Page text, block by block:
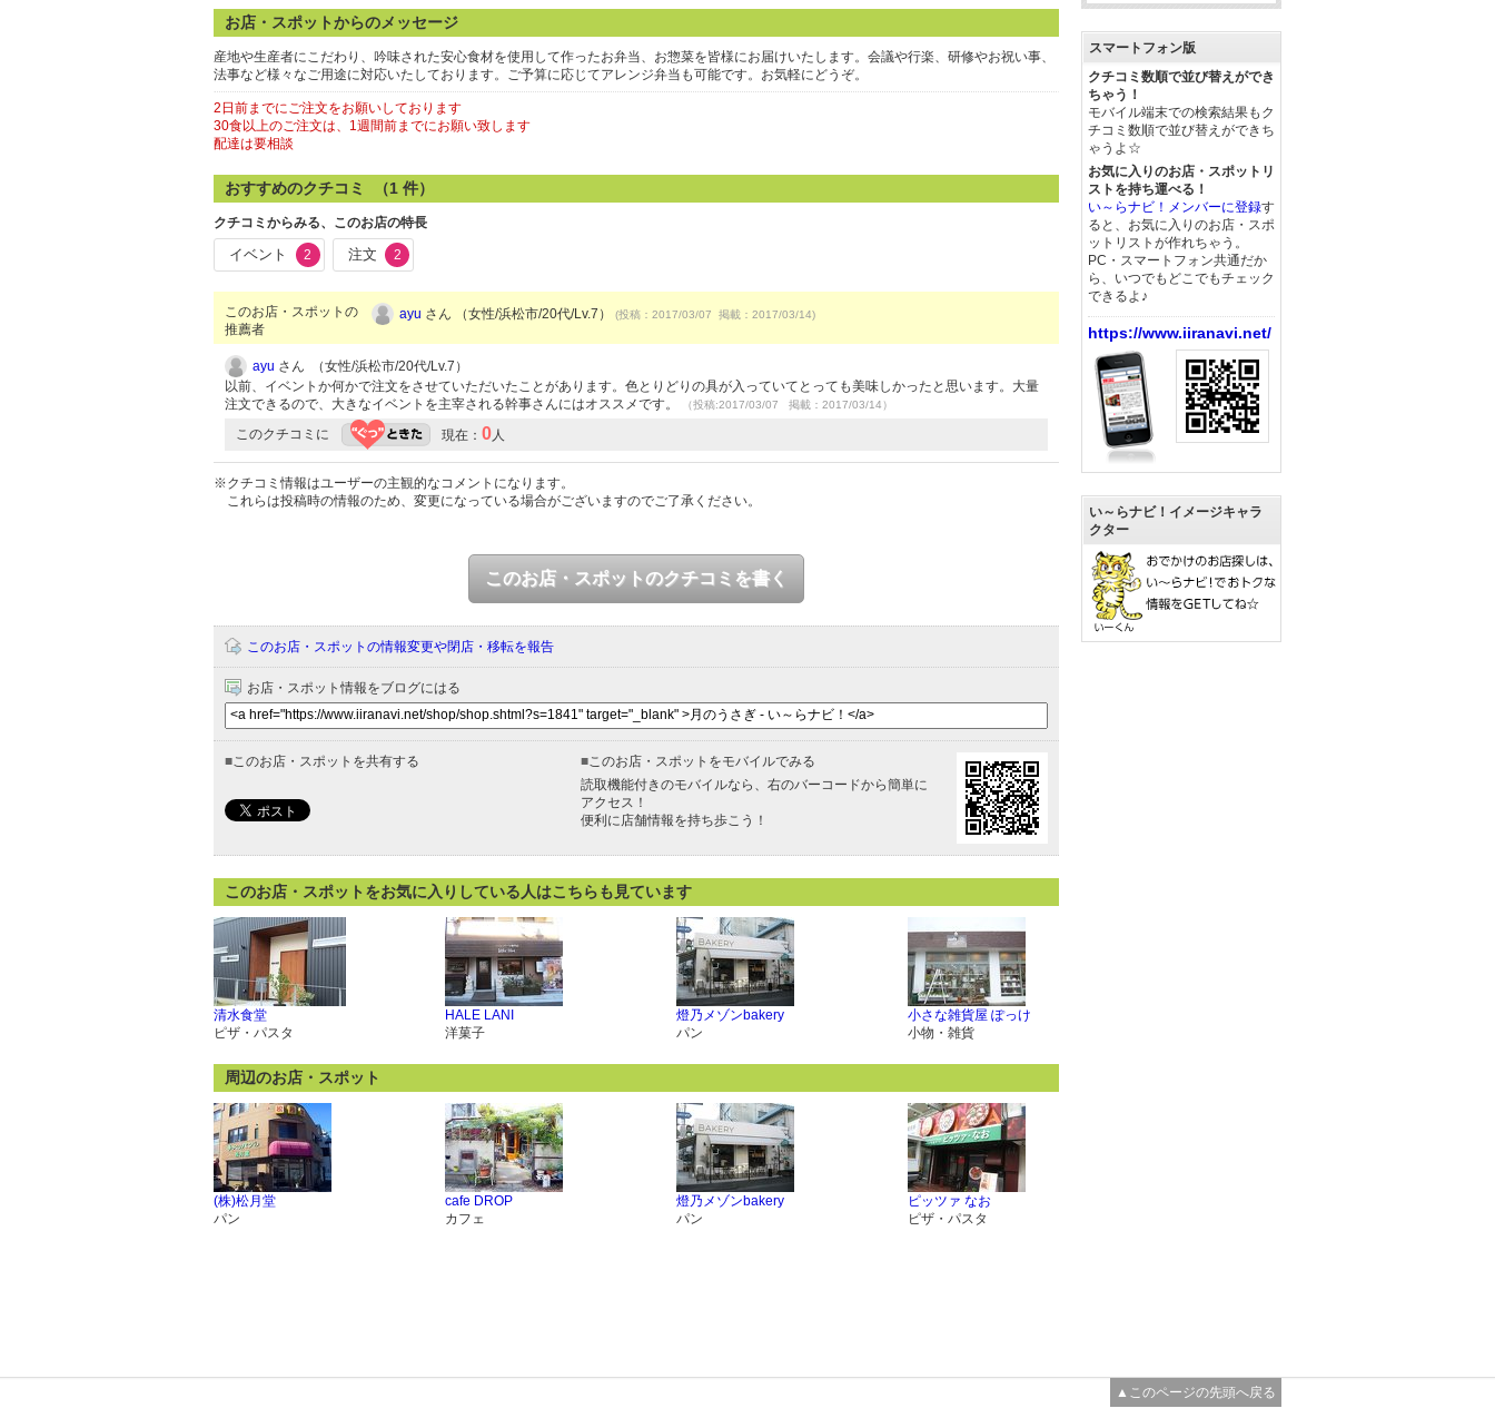
お店・スポットからのメッセージ
産地や生産者にこだわり、吟味された安心食材を使用して作ったお弁当、お惣菜を皆様にお届けいたします。会議や行楽、研修やお祝い事、
法事など様々なご用途に対応いたしております。ご予算に応じてアレンジ弁当も可能です。お気軽にどうぞ。
2日前までにご注文をお願いしております
30食以上のご注文は、1週間前までにお願い致します
配達は要相談
おすすめのクチコミ （1 件）
クチコミからみる、このお店の特長
イベント 2 注文 2
このお店・スポットの
推薦者
ayu さん （女性/浜松市/20代/Lv.7） (投稿：2017/03/07 掲載：2017/03/14)
ayu さん （女性/浜松市/20代/Lv.7）
以前、イベントか何かで注文をさせていただいたことがあります。色とりどりの具が入っていてとっても美味しかったと思います。大量
注文できるので、大きなイベントを主宰される幹事さんにはオススメです。
（投稿:2017/03/07 掲載：2017/03/14）
このクチコミに 現在： 0 人
※クチコミ情報はユーザーの主観的なコメントになります。
これらは投稿時の情報のため、変更になっている場合がございますのでご了承ください。
このお店・スポットのクチコミを書く
このお店・スポットの情報変更や閉店・移転を報告
お店・スポット情報をブログにはる
■ このお店・スポットを共有する ■ このお店・スポットをモバイルでみる
読取機能付きのモバイルなら、右のバーコードから簡単に
アクセス！
便利に店舗情報を持ち歩こう！
このお店・スポットをお気に入りしている人はこちらも見ています
清水食堂
ピザ・パスタ
HALE LANI
洋菓子
燈乃メゾンbakery
パン
小さな雑貨屋 ぽっけ
小物・雑貨
周辺のお店・スポット
(株)松月堂
パン
cafe DROP
カフェ
燈乃メゾンbakery
パン
ピッツァ なお
ピザ・パスタ
スマートフォン版
クチコミ数順で並び替えができ
ちゃう！
モバイル端末での検索結果もク
チコミ数順で並び替えができち
ゃうよ☆
お気に入りのお店・スポットリ
ストを持ち運べる！
い～らナビ！メンバーに登録す
ると、お気に入りのお店・スポ
ットリストが作れちゃう。
PC・スマートフォン共通だか
ら、いつでもどこでもチェック
できるよ♪
https://www.iiranavi.net/
い～らナビ！イメージキャラ
クター
▲このページの先頭へ戻る